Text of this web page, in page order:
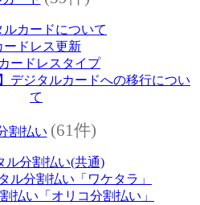
ルカードについて
ードレス更新
ードレスタイプ
デジタルカードへの移行につい
て
割払い (61件)
ル分割払い(共通)
ル分割払い「ワケタラ」
払い「オリコ分割払い」